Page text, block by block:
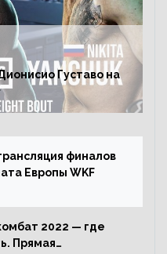
Густаво на
финалов
Европы WKF
2022 — где
Прямая